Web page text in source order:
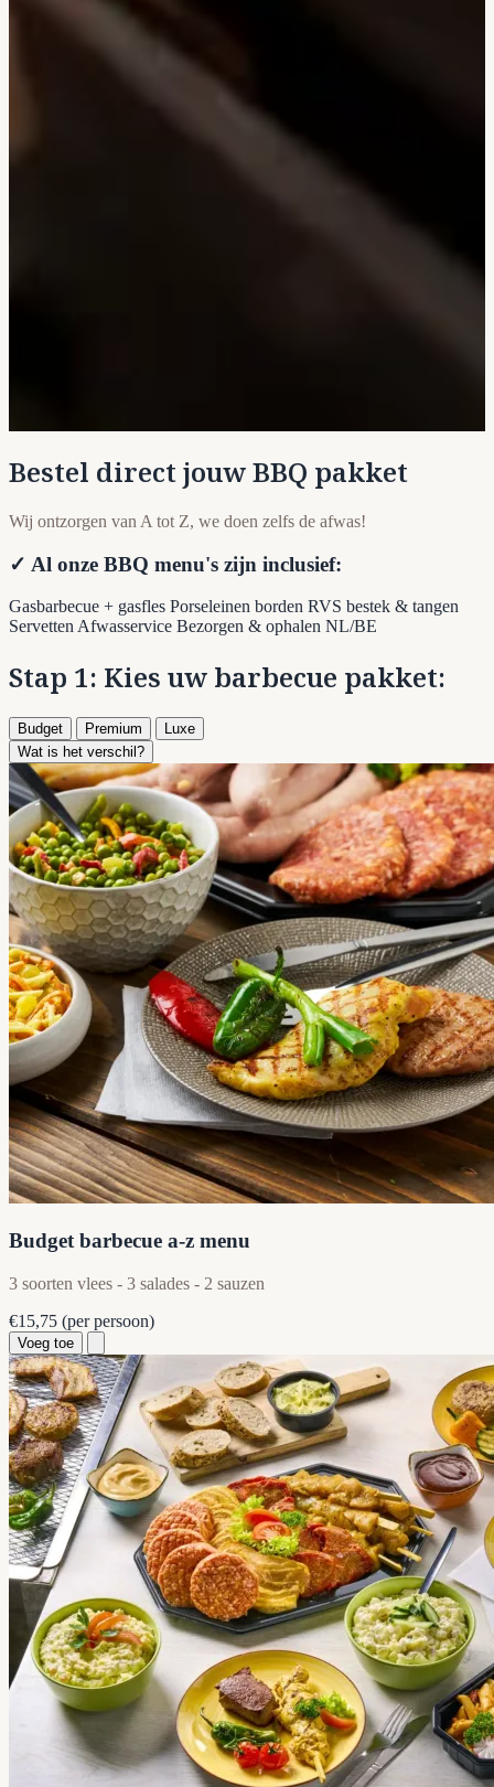
Bestel direct jouw BBQ pakket
Wij ontzorgen van A tot Z, we doen zelfs de afwas!
✓ Al onze BBQ menu's zijn inclusief:
Gasbarbecue + gasfles Porseleinen borden RVS bestek & tangen
ServettenAfwasservice Bezorgen & ophalen NL/BE
Stap 1: Kies uw barbecue pakket:
Budget Premium
Luxe
Wat is het verschil?
Budget barbecue a-z menu
3 soorten vlees - 3 salades - 2 sauzen
€15,75 (per persoon)
Voeg toe